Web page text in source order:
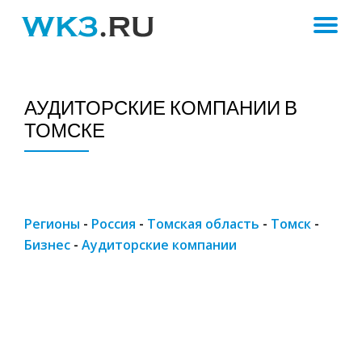
АУДИТОРСКИЕ КОМПАНИИ В
ТОМСКЕ
Регионы - Россия - Томская область - Томск -
Бизнес - Аудиторские компании